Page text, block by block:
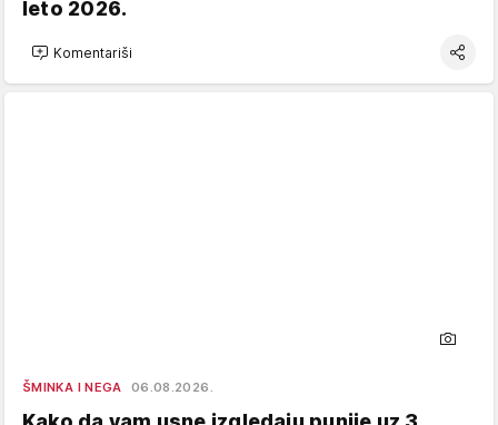
leto 2026.
Komentariši
ŠMINKA I NEGA 06.08.2026.